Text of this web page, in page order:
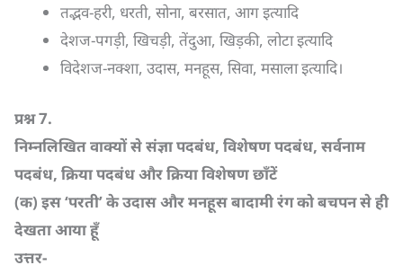
तद्भव-हरी, धरती, सोना, बरसात, आग इत्यादि
देशज-पगड़ी, खिचड़ी, तेंदुआ, खिड़की, लोटा इत्यादि
विदेशज-नक्शा, उदास, मनहूस, सिवा, मसाला इत्यादि।
प्रश्न7.
निम्नलिखित वाक्यों से संज्ञा पदबंध, विशेषण पदबंध, सर्वनाम
पदबंध, क्रिया पदबंध और क्रिया विशेषण छाँटें
(क) इस ‘परती’ के उदास और मनहूस बादामी रंग को बचपन से ही
देखता आया हूँ
उत्तर-